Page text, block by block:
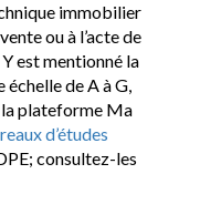
immobilier
ou à l’acte de
est mentionné la
de A à G,
la plateforme Ma
d’études
consultez-les